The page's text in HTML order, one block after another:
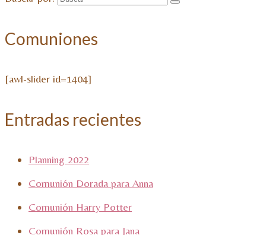
Comuniones
[awl-slider id=1404]
Entradas recientes
Planning 2022
Comunión Dorada para Anna
Comunión Harry Potter
Comunión Rosa para Jana